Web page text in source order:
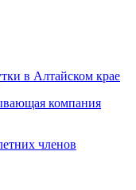
в Алтайском крае
компания
членов